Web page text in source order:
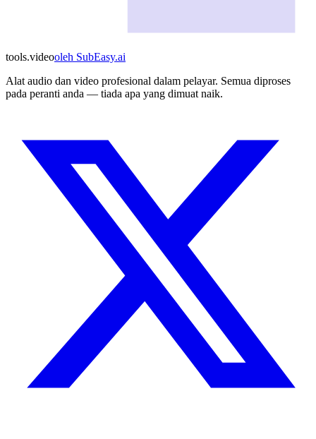
tools.videooleh SubEasy.ai
Alat audio dan video profesional dalam pelayar. Semua diproses
pada peranti anda — tiada apa yang dimuat naik.